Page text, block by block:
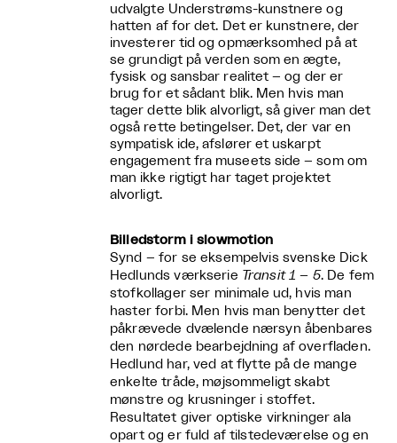
udvalgte Understrøms-kunstnere og
hatten af for det. Det er kunstnere, der
investerer tid og opmærksomhed på at
se grundigt på verden som en ægte,
fysisk og sansbar realitet – og der er
brug for et sådant blik. Men hvis man
tager dette blik alvorligt, så giver man det
også rette betingelser. Det, der var en
sympatisk ide, afslører et uskarpt
engagement fra museets side – som om
man ikke rigtigt har taget projektet
alvorligt.
Billedstorm i slowmotion
Synd – for se eksempelvis svenske Dick
Hedlunds værkserie Transit 1 – 5. De fem
stofkollager ser minimale ud, hvis man
haster forbi. Men hvis man benytter det
påkrævede dvælende nærsyn åbenbares
den nørdede bearbejdning af overfladen.
Hedlund har, ved at flytte på de mange
enkelte tråde, møjsommeligt skabt
mønstre og krusninger i stoffet.
Resultatet giver optiske virkninger ala
opart og er fuld af tilstedeværelse og en